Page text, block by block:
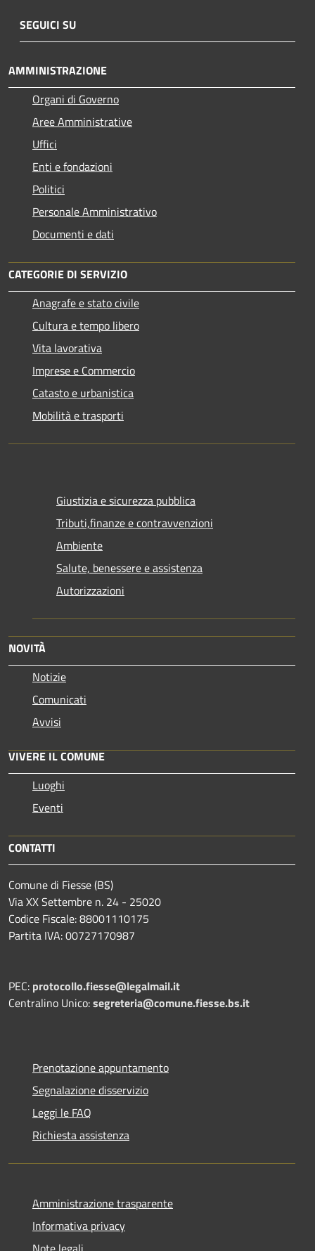
SEGUICI SU
AMMINISTRAZIONE
Organi di Governo
Aree Amministrative
Uffici
Enti e fondazioni
Politici
Personale Amministrativo
Documenti e dati
CATEGORIE DI SERVIZIO
Anagrafe e stato civile
Cultura e tempo libero
Vita lavorativa
Imprese e Commercio
Catasto e urbanistica
Mobilità e trasporti
Giustizia e sicurezza pubblica
Tributi,finanze e contravvenzioni
Ambiente
Salute, benessere e assistenza
Autorizzazioni
NOVITÀ
Notizie
Comunicati
Avvisi
VIVERE IL COMUNE
Luoghi
Eventi
CONTATTI
Comune di Fiesse (BS)
Via XX Settembre n. 24 - 25020
Codice Fiscale: 88001110175
Partita IVA: 00727170987
PEC: protocollo.fiesse@legalmail.it
Centralino Unico:segreteria@comune.fiesse.bs.it
Prenotazione appuntamento
Segnalazione disservizio
Leggi le FAQ
Richiesta assistenza
Amministrazione trasparente
Informativa privacy